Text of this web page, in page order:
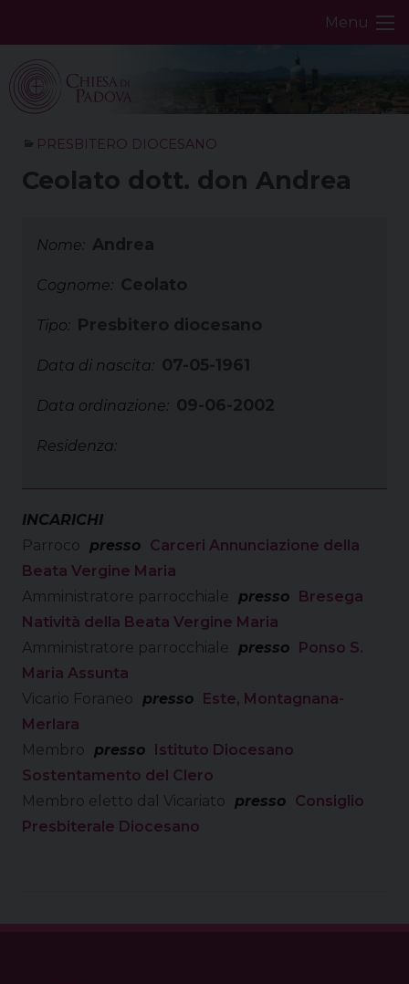
Menu
PRESBITERO DIOCESANO
Ceolato dott. don Andrea
Nome: Andrea
Cognome: Ceolato
Tipo: Presbitero diocesano
Data di nascita: 07-05-1961
Data ordinazione: 09-06-2002
Residenza:
INCARICHI
Parroco
presso Carceri Annunciazione della
Beata Vergine Maria
Amministratore parrocchiale
presso Bresega
Natività della Beata Vergine Maria
Amministratore parrocchiale
presso Ponso S.
Maria Assunta
Vicario Foraneo
presso Este, Montagnana-
Merlara
Membro
presso Istituto Diocesano
Sostentamento del Clero
Membro eletto dal Vicariato
presso Consiglio
Presbiterale Diocesano